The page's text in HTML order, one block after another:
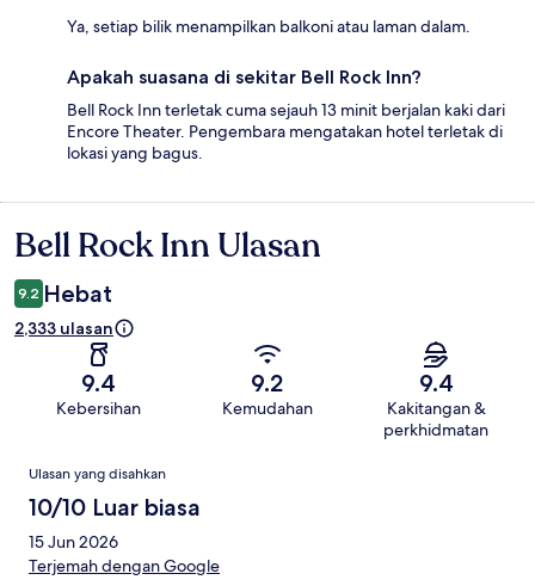
Ya, setiap bilik menampilkan balkoni atau laman dalam.
Apakah suasana di sekitar Bell Rock Inn?
Bell Rock Inn terletak cuma sejauh 13 minit berjalan kaki dari
Encore Theater. Pengembara mengatakan hotel terletak di
lokasi yang bagus.
Ulasan
Bell Rock Inn Ulasan
9.2 Hebat
2,333 ulasan
9.4
Kebersihan
9.2
Kemudahan
9.4
Kakitangan &
perkhidmatan
Ulasan
Ulasan yang disahkan
10/10 Luar biasa
15 Jun 2026
Terjemah dengan Google